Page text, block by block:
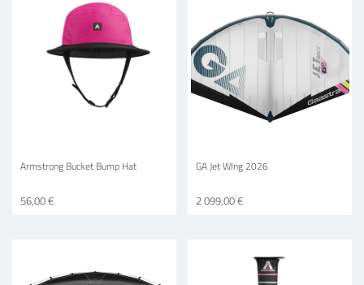
Armstrong Bucket Bump Hat
56,00 €
GA Jet WIng 2026
2 099,00 €